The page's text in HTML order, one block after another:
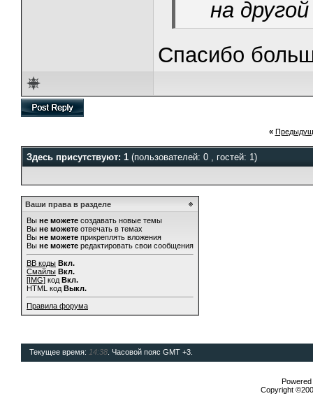
на
Спасибо
«
Здесь присутствуют: 1 (пользователей: 0 , гостей: 1)
Ваши права в разделе
Вы не можете создавать новые темы
Вы не можете отвечать в темах
Вы не можете прикреплять вложения
Вы не можете редактировать свои сообщения
BB коды Вкл.
Смайлы Вкл.
[IMG] код Вкл.
HTML код Выкл.
Правила форума
Текущее время: 14:38 . Часовой пояс GMT +3.
Copyright